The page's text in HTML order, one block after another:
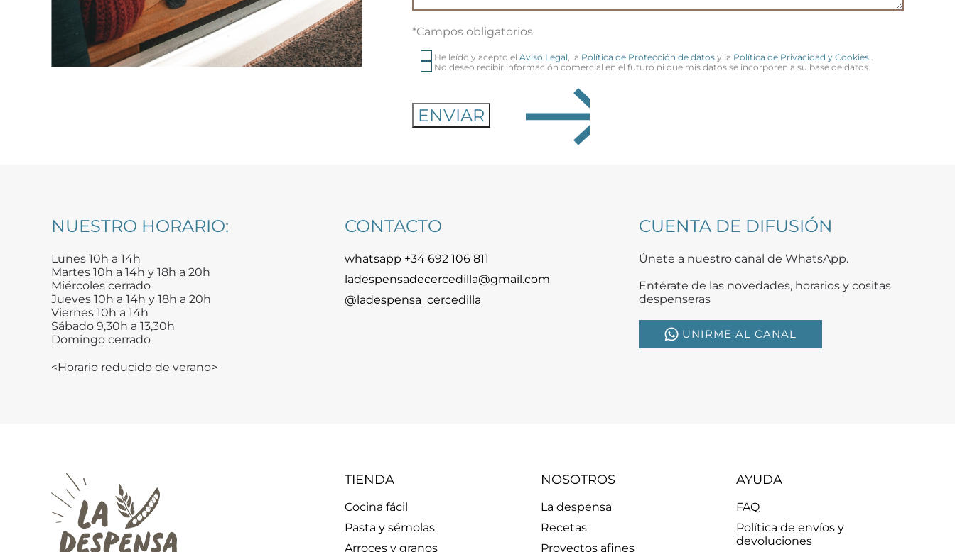
*Campos obligatorios
He leído y acepto el Aviso Legal , la Política de Protección de datos y la Política de Privacidad y Cookies
No deseo recibir información comercial en el futuro ni que mis datos se incorporen a su base de datos.
NUESTRO HORARIO:
Lunes 10h a 14h
Martes 10h a 14h y 18h a 20h
Miércoles cerrado
Jueves 10h a 14h y 18h a 20h
Viernes 10h a 14h
Sábado 9,30h a 13,30h
Domingo cerrado
<Horario reducido de verano>
CONTACTO
whatsapp +34 692 106 811
ladespensadecercedilla@gmail.com
@ladespensa_cercedilla
CUENTA DE DIFUSIÓN
Únete a nuestro canal de WhatsApp.
Entérate de las novedades, horarios y cositas
despenseras
UNIRME AL CANAL
TIENDA
Cocina fácil
Pasta y sémolas
Arroces y granos
NOSOTROS
La despensa
Recetas
Proyectos afines
AYUDA
FAQ
Política de envíos y
devoluciones